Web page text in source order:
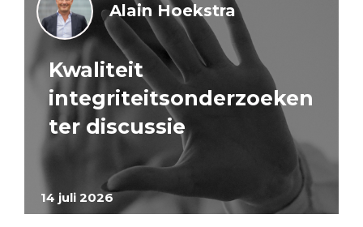
14 juli 2026
Alain Hoekstra
Kwaliteit
integriteitsonderzoeken
ter discussie